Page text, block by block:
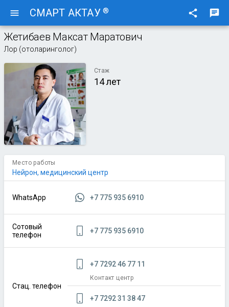
menu СМАРТ АКТАУ ® share chat
Жетибаев Максат Маратович
Лор (отоларинголог)
Стаж
14 лет
Место работы
Нейрон, медицинский центр
WhatsApp +7 775 935 6910
Сотовый
телефон
+7 775 935 6910
Стац. телефон
+7 7292 46 77 11
Контакт центр
+7 7292 31 38 47